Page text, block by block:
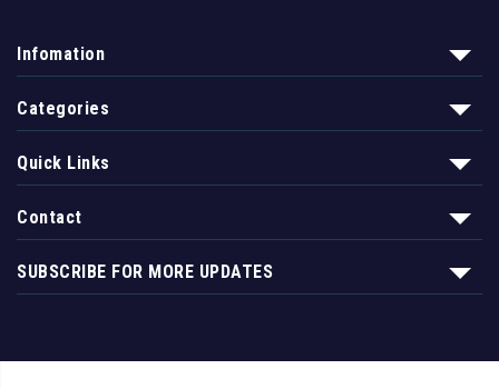
Infomation
Categories
Quick Links
Contact
SUBSCRIBE FOR MORE UPDATES